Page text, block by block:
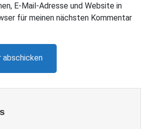
E-Mail-Adresse und Website in
für meinen nächsten Kommentar